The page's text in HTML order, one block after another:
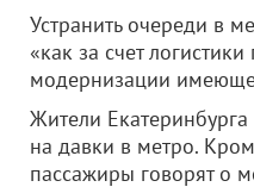
Устранить очереди в
«как за счет
модернизации
Жители
на давки в метро.
пассажиры говорят о